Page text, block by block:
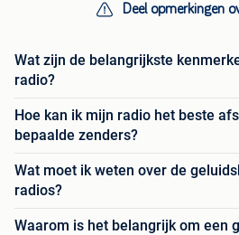
Deel opmerkingen
Wat zijn de belangrijkste
radio?
Hoe kan ik mijn radio het beste
bepaalde zenders?
Wat moet ik weten over de
radios?
Waarom is het belangrijk om een